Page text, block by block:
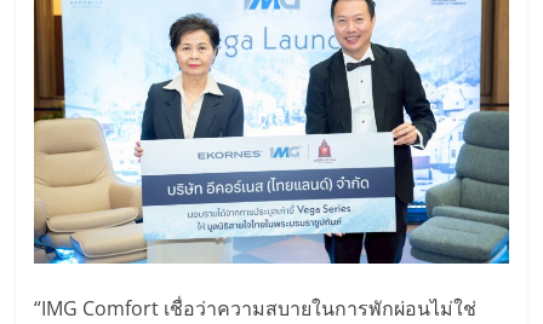
“IMG Comfort เชื่อว่าความสบายในการพักผ่อนไม่ใช่